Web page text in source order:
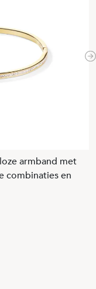
armband met
combinaties en